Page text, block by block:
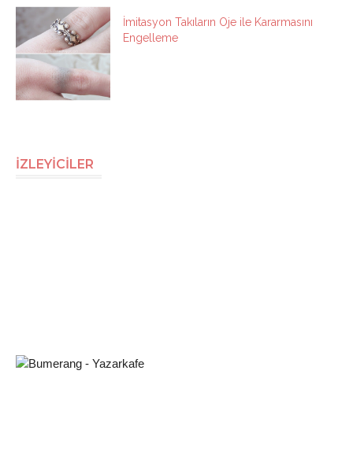
İmitasyon Takıların Oje ile Kararmasını
Engelleme
İZLEYİCİLER